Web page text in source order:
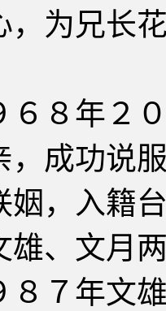
，为兄长
年２０
，成功说
姻，入籍
雄、文月
年文雄